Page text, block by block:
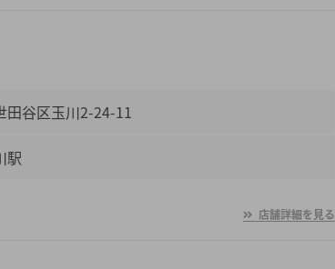
田谷区玉川2-24-11
駅
店舗詳細を見る